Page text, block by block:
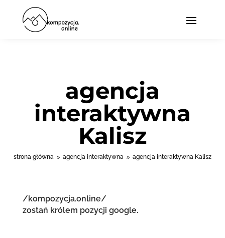
agencja
interaktywna
Kalisz
strona główna 9 agencja interaktywna 9 agencja interaktywna Kalisz
/kompozycja.online/
zostań królem pozycji google.